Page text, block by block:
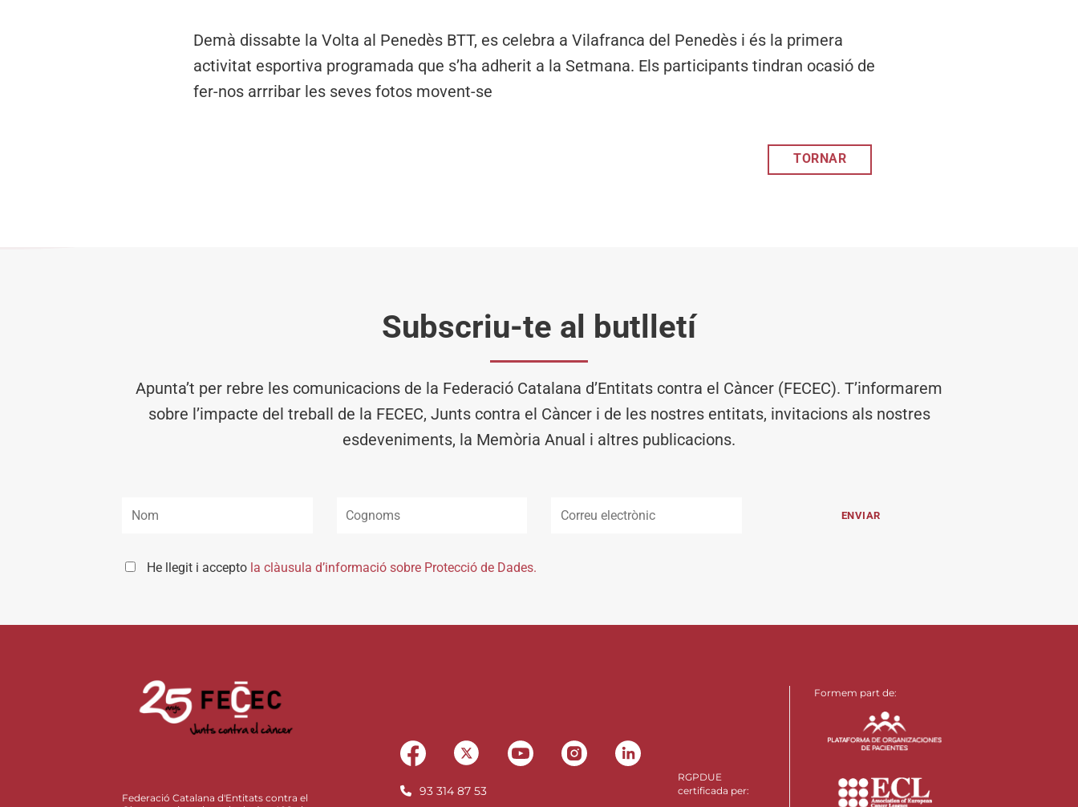
Demà dissabte la Volta al Penedès BTT, es celebra a Vilafranca del Penedès i és la primera
activitat esportiva programada que s’ha adherit a la Setmana. Els participants tindran ocasió de
fer-nos arrribar les seves fotos movent-se
TORNAR
Subscriu-te al butlletí
Apunta’t per rebre les comunicacions de la Federació Catalana d’Entitats contra el Càncer (FECEC). T’informarem
sobre l’impacte del treball de la FECEC, Junts contra el Càncer i de les nostres entitats, invitacions als nostres
esdeveniments, la Memòria Anual i altres publicacions.
He llegit i accepto la clàusula d’informació sobre Protecció de Dades.
Federació Catalana d'Entitats contra el
93 314 87 53
RGPDUE
certificada per:
Formem part de: